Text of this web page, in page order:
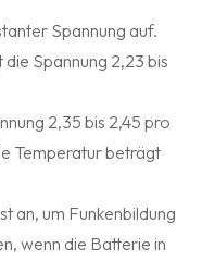
Spannung auf.
Spannung 2,23 bis
2,35 bis 2,45 pro
Temperatur beträgt
an, um Funkenbildung
wenn die Batterie in